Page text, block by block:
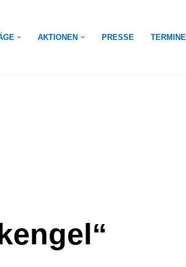
AKTIONEN PRESSE TERMINE